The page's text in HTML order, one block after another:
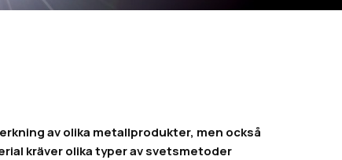
av olika metallprodukter, men också
kräver olika typer av svetsmetoder